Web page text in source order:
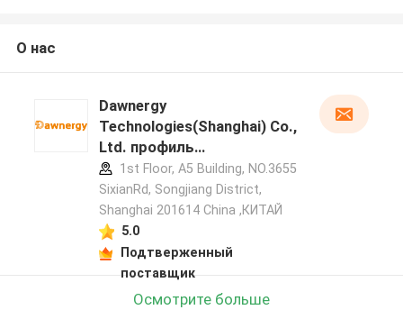
О нас
Dawnergy
Technologies(Shanghai) Co.,
Ltd. профиль
производителя
1st Floor, A5 Building, NO.3655
SixianRd, Songjiang District,
Shanghai 201614 China ,КИТАЙ
5.0
Подтверженный
поставщик
Осмотрите больше